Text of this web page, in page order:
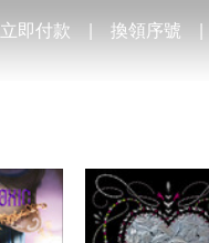
立即付款 | 換領序號 |